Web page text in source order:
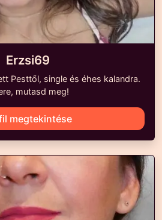
Erzsi69
Pesttől, single és éhes kalandra.
mutasd meg!
megtekintése